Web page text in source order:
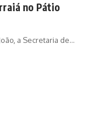
no Pátio
a Secretaria de…